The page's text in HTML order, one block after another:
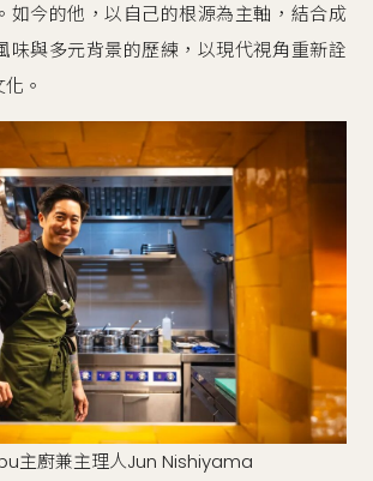
如今的他，以自己的根源為主軸，結合成
味與多元背景的歷練，以現代視角重新詮
。
主廚兼主理人Jun Nishiyama